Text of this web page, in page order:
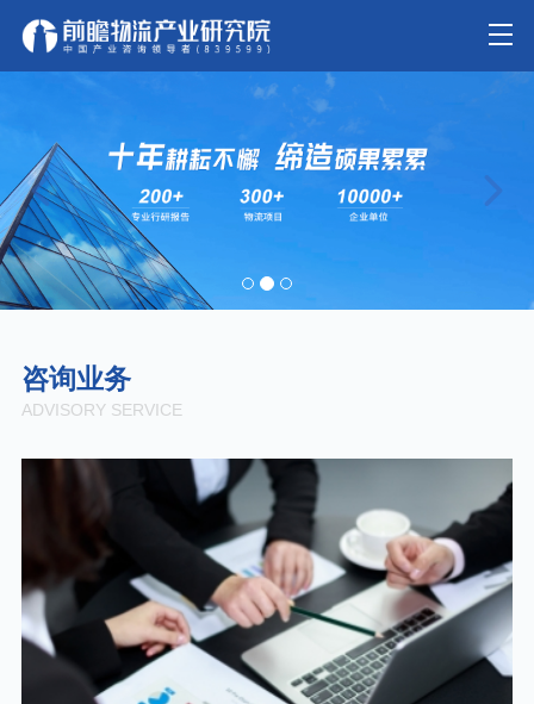
咨询业务
ADVISORY SERVICE